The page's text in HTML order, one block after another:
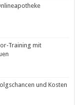
Training mit
und Kosten